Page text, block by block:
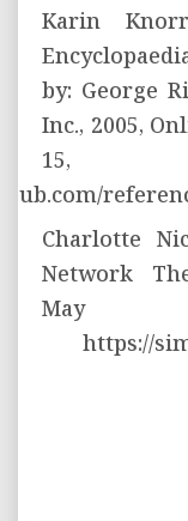
Karin
by: George
Inc., 2005,
15,
Charlotte
Network
May
https://